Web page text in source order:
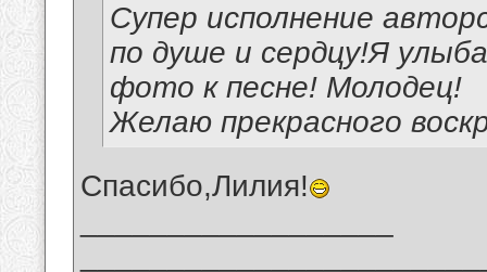
Супер исполнение
по душе и сердцу!Я
фото к песне! Молодец!
Желаю прекрасного
Спасибо,Лилия!